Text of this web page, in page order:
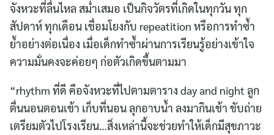
จังหวะที่ลื่นไหล สม่ำเสมอ เป็นกิจวัตรที่เกิดในทุกวัน ทุก
สัปดาห์ ทุกเดือน เชื่อมโยงกับ repeatition หรือการทำซ้ำ
ย้ำอย่างต่อเนื่อง เมื่อเด็กทำซ้ำผ่านการเรียนรู้อย่างเข้าใจ
ความมั่นคงจะค่อยๆ ก่อตัวเกิดขึ้นตามมา
“rhythm ที่ดี คือจังหวะที่ไปตามตาราง day and night ลูก
ตื่นนอนตอนเช้า เก็บที่นอน ลุกอาบน้ำ ลงมากินเช้า ขับถ่าย
เตรียมตัวไปโรงเรียน…สิ่งเหล่านี้จะช่วยทำให้เด็กมีสุขภาวะ